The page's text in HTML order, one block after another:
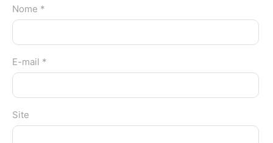
Nome *
E-mail *
Site